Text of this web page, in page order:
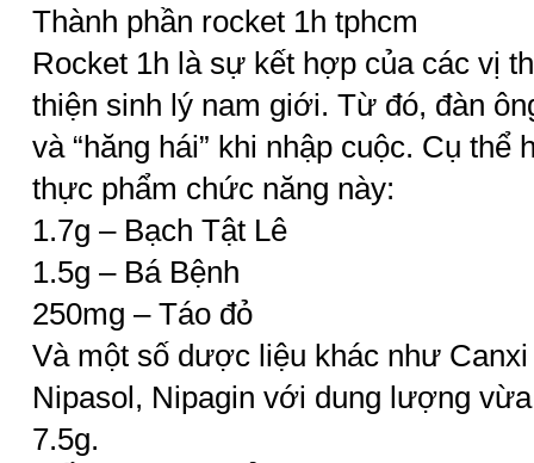
Thành phần rocket 1h tphcm
Rocket 1h là sự kết hợp của các vị
thiện sinh lý nam giới. Từ đó, đàn
và “hăng hái” khi nhập cuộc. Cụ thể
thực phẩm chức năng này:
1.7g – Bạch Tật Lê
1.5g – Bá Bệnh
250mg – Táo đỏ
Và một số dược liệu khác như Canxi
Nipasol, Nipagin với dung lượng
7.5g.